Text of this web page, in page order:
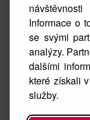
Informace o
se svými
analýzy.
dalšími
které získali
služby.